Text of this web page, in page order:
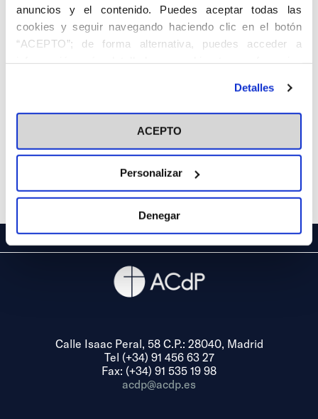
anuncios y el contenido. Puedes aceptar todas las
cookies y seguir navegando haciendo clic en el botón
“ACEPTO”; de forma alternativa, puedes acceder a
información más detallada y cambiar tus preferencias
en el botón "Personalizar". Para más información puedes
visitar nuestra Política de Cookies
Detalles
ACEPTO
Personalizar
Denegar
Centro de
adscripción
19/04/192915/02/2016
Madrid
Calle Isaac Peral, 58 C.P.: 28040, Madrid
Tel (+34) 91 456 63 27
Fax: (+34) 91 535 19 98
acdp@acdp.es